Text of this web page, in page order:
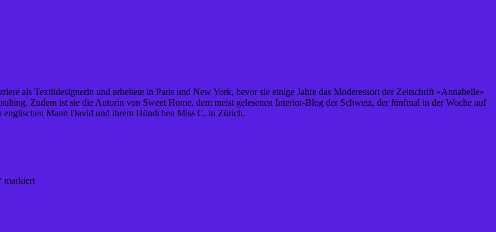
als Textildesignerin und arbeitete in Paris und New York, bevor sie einige Jahre das Moderessort der Zeitschrift «Annabelle»
Zudem ist sie die Autorin von Sweet Home, dem meist gelesenen Interior-Blog der Schweiz, der fünfmal in der Woche auf
Mann David und ihrem Hündchen Miss C. in Zürich.
markiert